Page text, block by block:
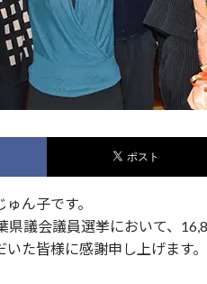
ん子です。
県議会議員選挙において、
た皆様に感謝申し上げます。